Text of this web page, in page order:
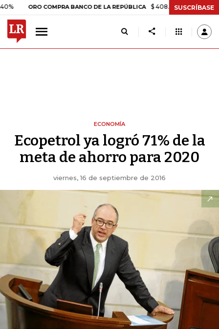
ORO COMPRA BANCO DE LA REPÚBLICA $ 408.498,97 +$ 8.753,81
SUSCRÍBASE
ECONOMÍA
Ecopetrol ya logró 71% de la
meta de ahorro para 2020
viernes, 16 de septiembre de 2016